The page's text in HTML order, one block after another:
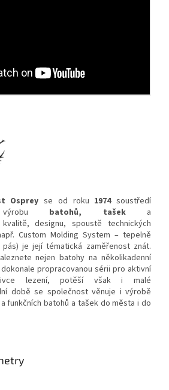
Osprey se od roku 1974soustředí
batohů, tašek
a
designu, spoustě technických
Custom Molding System – tepelně
je její tématická zaměřenost znát.
nejen batohy na několikadenní
propracovanou sérii pro aktivní
lezení, potěší však i malé
době se společnost věnuje i výrobě
funkčních batohů a tašek do města i do